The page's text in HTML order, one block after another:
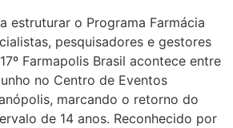
estruturar o Programa Farmácia
pesquisadores e gestores
Farmapolis Brasil acontece entre
no Centro de Eventos
marcando o retorno do
de 14 anos. Reconhecido por